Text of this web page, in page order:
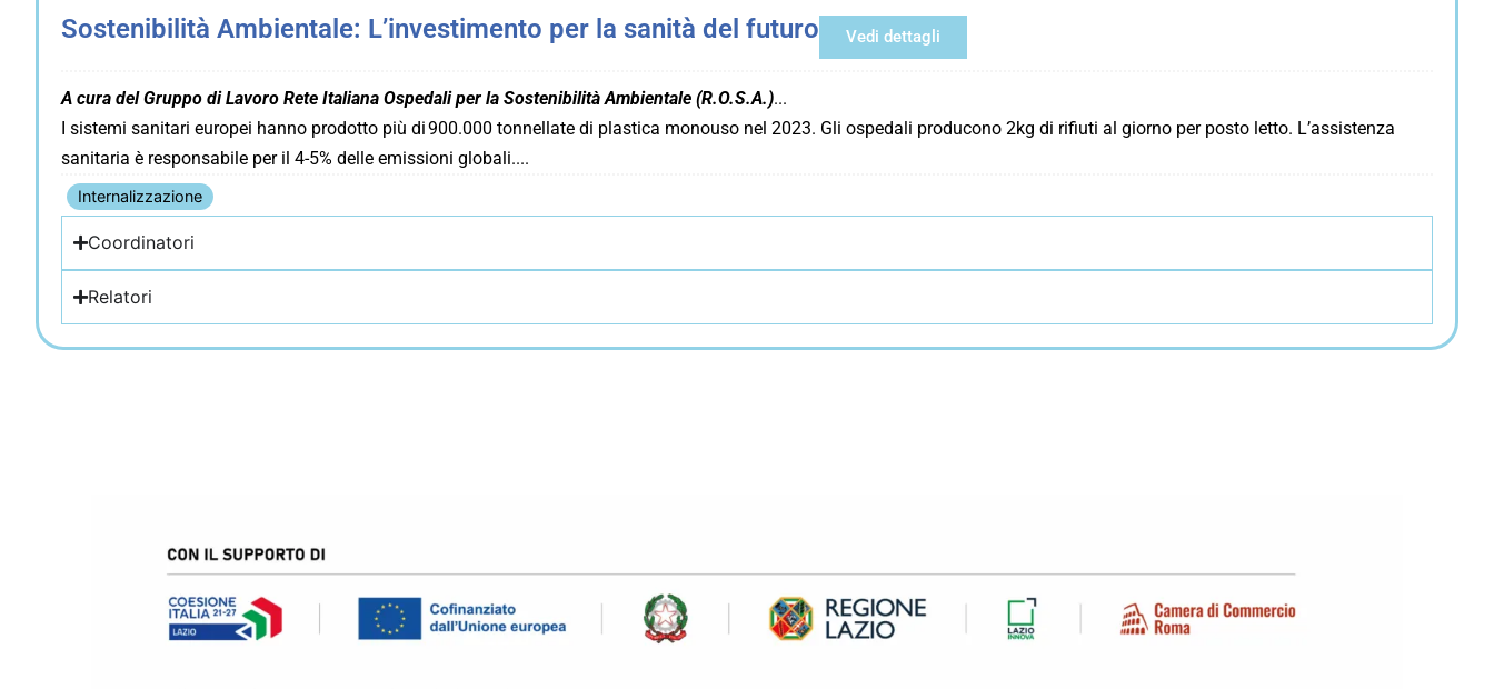
Sostenibilità Ambientale: L’investimento per la sanità del futuro Vedi dettagli
A cura del Gruppo di Lavoro Rete Italiana Ospedali per la Sostenibilità Ambientale (R.O.S.A.)
I sistemi sanitari europei hanno prodotto più di 900.000 tonnellate di plastica monouso nel 2023. Gli ospedali producono 2kg di rifiuti al giorno per posto letto. L’assistenza
sanitaria è responsabile per il 4-5% delle emissioni globali.
Internalizzazione
Coordinatori
Relatori